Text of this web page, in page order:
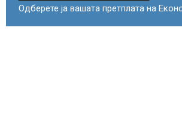
Одберете ја вашата претплата на